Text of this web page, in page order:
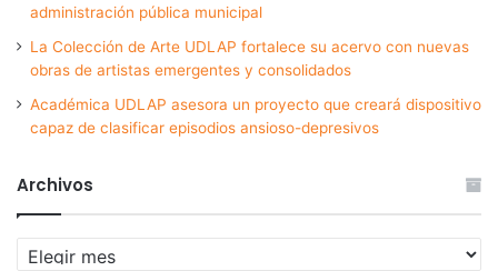
administración pública municipal
La Colección de Arte UDLAP fortalece su acervo con nuevas
obras de artistas emergentes y consolidados
Académica UDLAP asesora un proyecto que creará dispositivo
capaz de clasificar episodios ansioso-depresivos
Archivos
Archivos